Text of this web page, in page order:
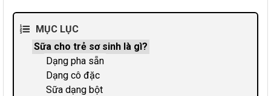
MỤC LỤC
Sữa cho trẻ sơ sinh là gì?
Dạng pha sẵn
Dạng cô đặc
Sữa dạng bột